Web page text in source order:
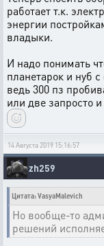
работает т.к.
энергии
владыки.
И надо понимать
планетарок и нуб
ведь 300 пз
или две запросто и
14 Августа 2019 15:16:57
zh259
Цитата: VasyaMalevich
Но вообще-то
решений